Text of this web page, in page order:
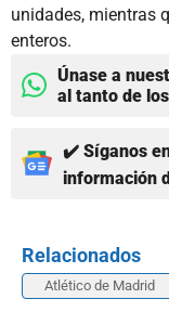
unidades, mientras
enteros.
Únase a
al tanto de
✔️ Síganos
información
Relacionados
Atlético de Madrid